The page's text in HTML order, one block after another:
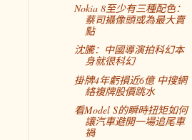
Nokia 8至少有三種配色：
蔡司攝像頭或為最大賣
點
沈騰：中國導演拍科幻本
身就很科幻
掛牌4年虧損近6億 中搜網
絡複牌股價跳水
看Model S的瞬時扭矩如何
讓汽車避開一場追尾車
禍